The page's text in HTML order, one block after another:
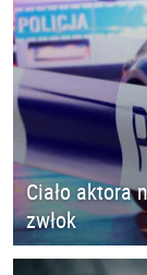
Ciało aktora
zwłok